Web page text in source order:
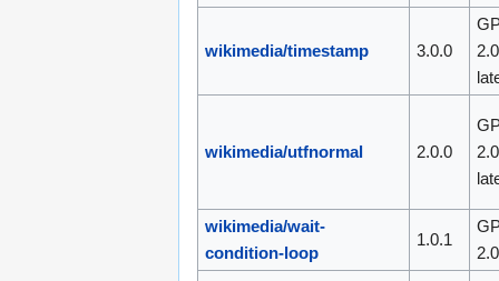
wikimedia/timestamp 3.0.0
wikimedia/utfnormal 2.0.0
wikimedia/wait-
condition-loop
1.0.1